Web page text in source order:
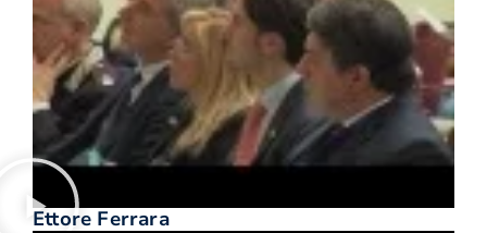
Ettore Ferrara